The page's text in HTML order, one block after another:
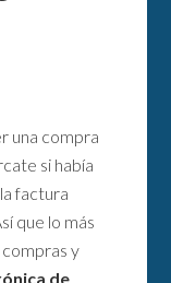
una compra
si había
factura
que lo más
compras y
de